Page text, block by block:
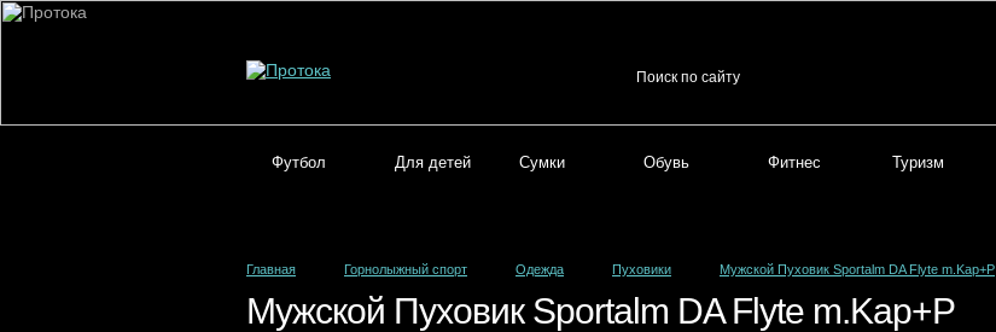
Футбол Для детей Сумки Обувь Фитнес Туризм
Главная Горнолыжный спорт Одежда Пуховики Мужской Пуховик Sportalm DA Flyte m.Kap+P
Мужской Пуховик Sportalm DA Flyte m.Kap+P